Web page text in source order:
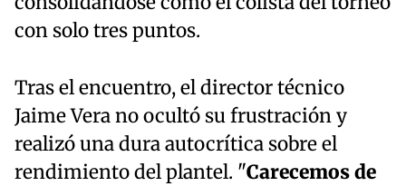
con solo tres puntos.
Tras el encuentro, el director técnico
Jaime Vera no ocultó su frustración y
realizó una dura autocrítica sobre el
rendimiento del plantel. "Carecemos de